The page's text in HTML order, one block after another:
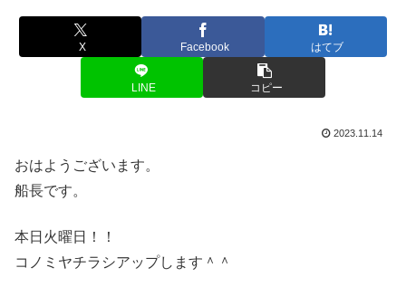
X Facebook はてブ
LINE コピー
2023.11.14
おはようございます。
船長です。
本日火曜日！！
コノミヤチラシアップします＾＾